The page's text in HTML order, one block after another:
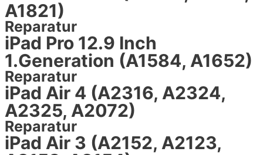
A1821)
Reparatur
iPad Pro 12.9 Inch
1.Generation (A1584, A1652)
Reparatur
iPad Air 4 (A2316, A2324,
A2325, A2072)
Reparatur
iPad Air 3 (A2152, A2123,